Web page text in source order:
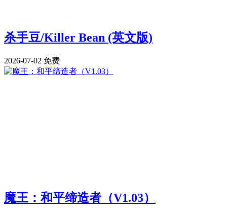
杀手豆/Killer Bean (英文版)
2026-07-02 免费
魔王：和平缔造者（V1.03）